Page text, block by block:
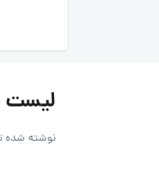
لیست
نوشته شده